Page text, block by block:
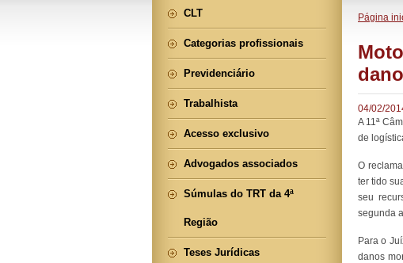
Página
04/02/
A 11ª
de
O
ter tido
seu
segunda
Para o
danos
CLT
Categorias profissionais
Previdenciário
Trabalhista
Acesso exclusivo
Advogados associados
Súmulas do TRT da 4ª
Região
Teses Jurídicas